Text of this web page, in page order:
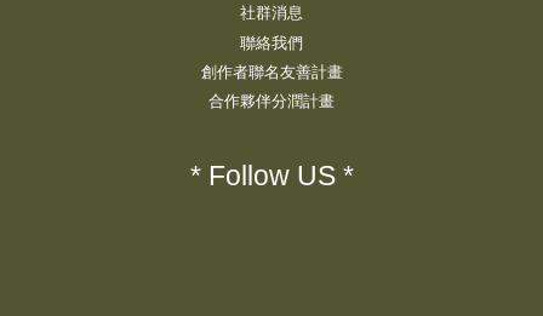
社群消息
聯絡我們
創作者聯名友善計畫
合作夥伴分潤計畫
* Follow US *